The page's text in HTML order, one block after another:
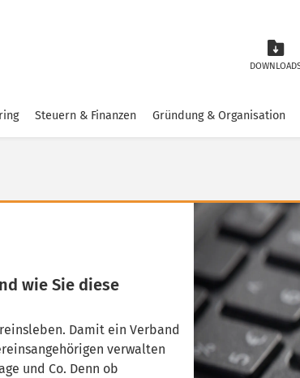
Steuern & Finanzen Gründung & Organisation
wie Sie diese
Damit ein Verband
verwalten
und Co. Denn ob